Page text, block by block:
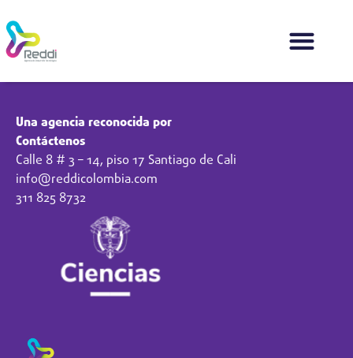
Una agencia reconocida por
Contáctenos
Calle 8 # 3 – 14, piso 17 Santiago de Cali
info@reddicolombia.com
311 825 8732